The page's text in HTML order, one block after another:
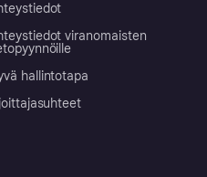
viranomaisten
hallintotapa